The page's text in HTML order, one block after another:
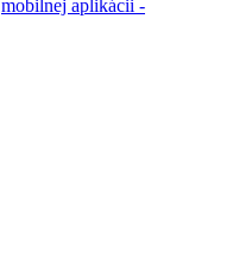
mobilnej aplikácii -